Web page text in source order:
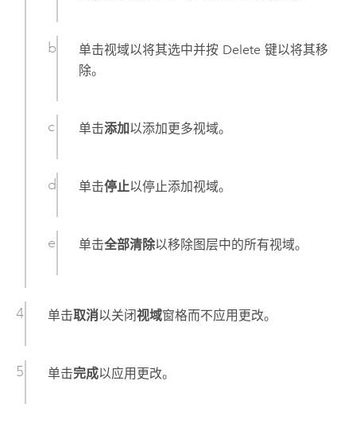
单击视域以将其选中并按 Delete 键以将其移
除。
单击添加以添加更多视域。
单击停止以停止添加视域。
单击全部清除以移除图层中的所有视域。
单击取消以关闭视域窗格而不应用更改。
单击完成以应用更改。